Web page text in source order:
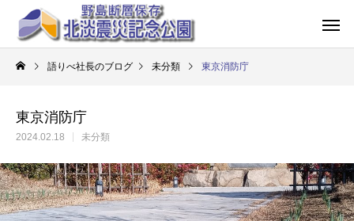
語りべ社長のブログ 未分類 東京消防庁
東京消防庁
2024.02.18 未分類